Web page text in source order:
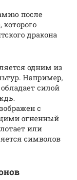
после
дракона
одним из
Например,
силой
с
огненный
или
символов